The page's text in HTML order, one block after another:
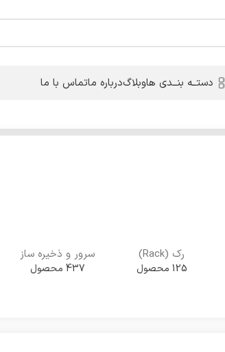
دستــه بنــدی هاوبلاگدرباره ماتماس با ما
رک (Rack)
125 محصول
سرور و ذخیره ساز
437 محصول